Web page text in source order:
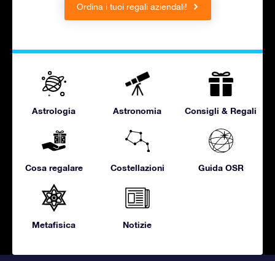
Ordina i tuoi regali aziendali!
Astrologia Astronomia Consigli & Regali
Cosa regalare Costellazioni Guida OSR
Metafisica Notizie